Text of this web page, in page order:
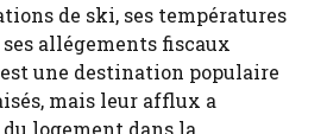
de ski, ses températures
allégements fiscaux
une destination populaire
mais leur afflux a